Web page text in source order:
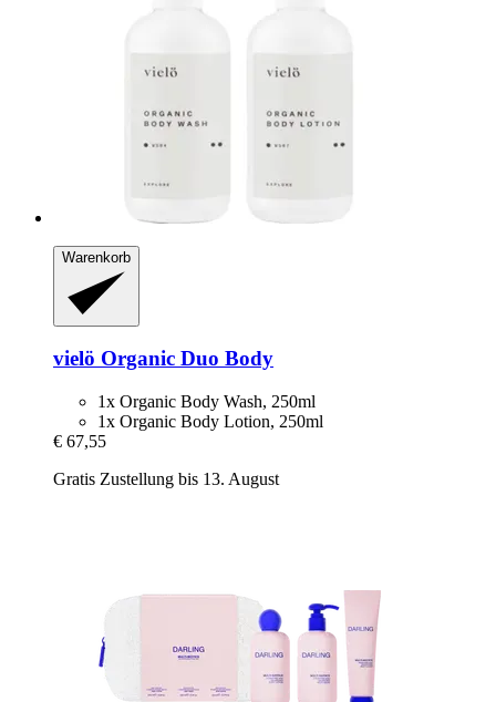
Warenkorb
vielö Organic Duo Body
1x Organic Body Wash, 250ml
1x Organic Body Lotion, 250ml
€ 67,55
Gratis Zustellung bis 13. August